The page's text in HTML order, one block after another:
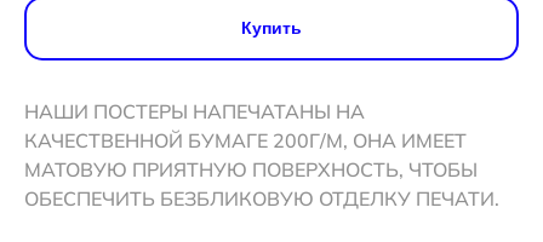
Купить
НАШИ ПОСТЕРЫ НАПЕЧАТАНЫ НА
КАЧЕСТВЕННОЙ БУМАГЕ 200Г/М, ОНА ИМЕЕТ
МАТОВУЮ ПРИЯТНУЮ ПОВЕРХНОСТЬ, ЧТОБЫ
ОБЕСПЕЧИТЬ БЕЗБЛИКОВУЮ ОТДЕЛКУ ПЕЧАТИ.